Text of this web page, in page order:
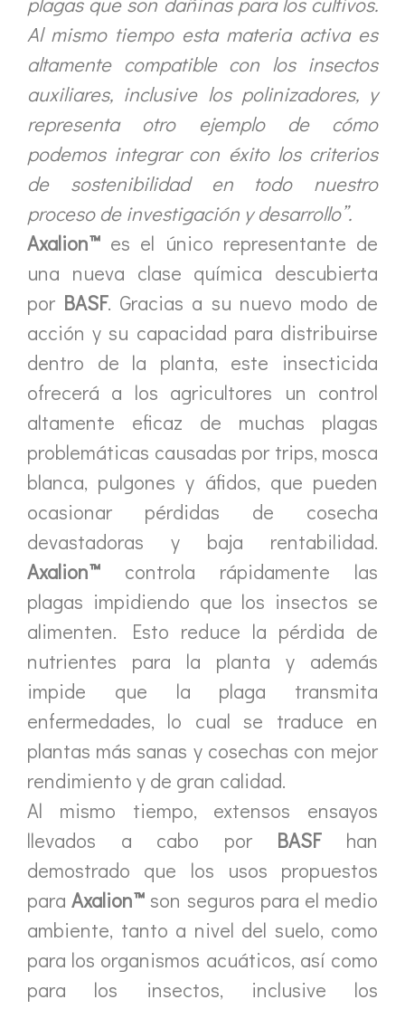
Al mismo tiempo esta materia activa es
altamente compatible con los insectos
auxiliares, inclusive los polinizadores, y
representa otro ejemplo de cómo
podemos integrar con éxito los criterios
de sostenibilidad en todo nuestro
proceso de investigación y desarrollo”.
Axalion™ es el único representante de
una nueva clase química descubierta
por BASF. Gracias a su nuevo modo de
acción y su capacidad para distribuirse
dentro de la planta, este insecticida
ofrecerá a los agricultores un control
altamente eficaz de muchas plagas
problemáticas causadas por trips, mosca
blanca, pulgones y áfidos, que pueden
ocasionar pérdidas de cosecha
devastadoras y baja rentabilidad.
Axalion™ controla rápidamente las
plagas impidiendo que los insectos se
alimenten. Esto reduce la pérdida de
nutrientes para la planta y además
impide que la plaga transmita
enfermedades, lo cual se traduce en
plantas más sanas y cosechas con mejor
rendimiento y de gran calidad.
Al mismo tiempo, extensos ensayos
llevados a cabo por BASFhan
demostrado que los usos propuestos
paraAxalion™ son seguros para el medio
ambiente, tanto a nivel del suelo, como
para los organismos acuáticos, así como
para los insectos, inclusive los